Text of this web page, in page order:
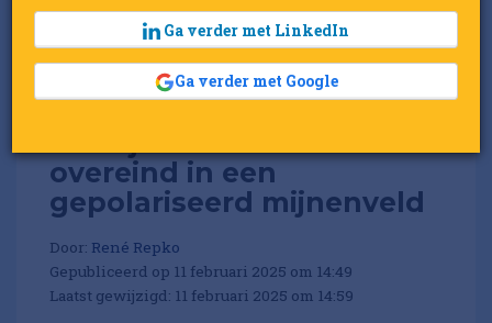
overeind in een
gepolariseerd mijnenveld
Door: René Repko
Gepubliceerd op 11 februari 2025 om 14:49
Laatst gewijzigd: 11 februari 2025 om 14:59
Ga verder met LinkedIn
Ga verder met Google